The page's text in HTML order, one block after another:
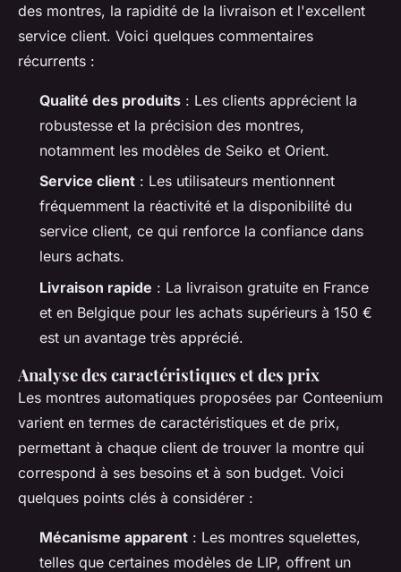
des montres, la rapidité de la livraison et l'excellent
service client. Voici quelques commentaires
récurrents :
Qualité des produits : Les clients apprécient la
robustesse et la précision des montres,
notamment les modèles de Seiko et Orient.
Service client : Les utilisateurs mentionnent
fréquemment la réactivité et la disponibilité du
service client, ce qui renforce la confiance dans
leurs achats.
Livraison rapide : La livraison gratuite en France
et en Belgique pour les achats supérieurs à 150 €
est un avantage très apprécié.
Analyse des caractéristiques et des prix
Les montres automatiques proposées par Conteenium
varient en termes de caractéristiques et de prix,
permettant à chaque client de trouver la montre qui
correspond à ses besoins et à son budget. Voici
quelques points clés à considérer :
Mécanisme apparent : Les montres squelettes,
telles que certaines modèles de LIP, offrent un